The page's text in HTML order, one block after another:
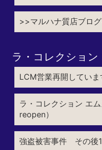
>>マルハナ質店ブロ
ラ・コレクショ
LCM営業再開してい
ラ・コレクション エ
reopen）
強盗被害事件 その後1